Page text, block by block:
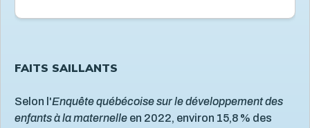
FAITS SAILLANTS
Selon l'Enquête québécoise sur le développement des
enfants à la maternelle en 2022, environ 15,8 % des